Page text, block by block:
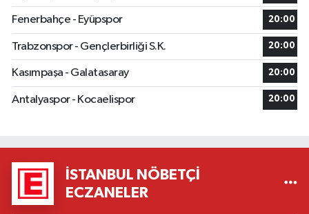
Fenerbahçe - Eyüpspor 20:00
Trabzonspor - Gençlerbirliği S.K. 20:00
Kasımpaşa - Galatasaray 20:00
Antalyaspor - Kocaelispor 20:00
İSTANBUL NÖBETÇI
ECZANELER